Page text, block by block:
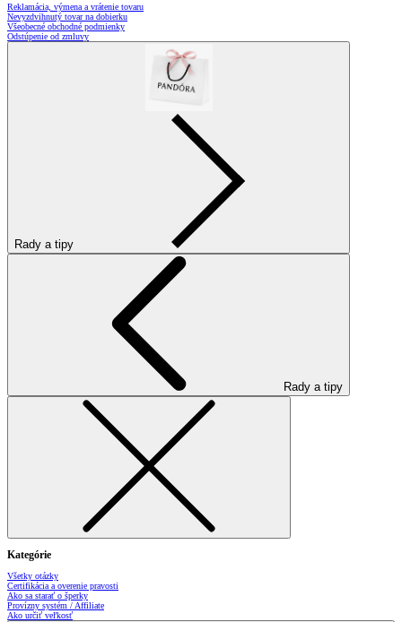
Reklamácia, výmena a vrátenie tovaru
Nevyzdvihnutý tovar na dobierku
Všeobecné obchodné podmienky
Odstúpenie od zmluvy
Rady a tipy
Rady a tipy
Kategórie
Všetky otázky
Certifikácia a overenie pravosti
Ako sa starať o šperky
Provízny systém / Affiliate
Ako určiť veľkosť